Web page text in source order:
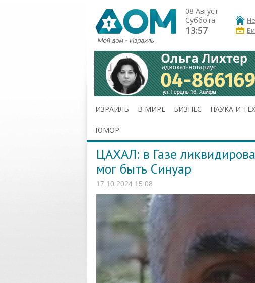
08 Август
Суббота
13:57
ИЗРАИЛЬ В МИРЕ БИЗНЕС НАУКА И
ЮМОР
ЦАХАЛ: в Газе
мог быть Синуар
17.10.2024 15:08